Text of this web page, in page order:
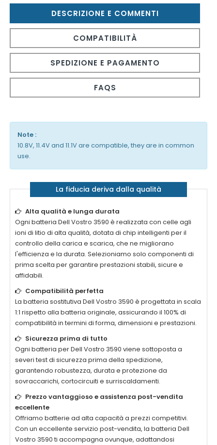
DESCRIZIONE E COMMENTI
COMPATIBILITÀ
SPEDIZIONE E PAGAMENTO
FAQS
Note :
10.8V, 11.4V and 11.1V are compatible, they are in common
use.
La fiducia deriva dalla qualità
Alta qualità e lunga durata
Ogni batteria Dell Vostro 3590 è realizzata con celle agli
ioni di litio di alta qualità, dotata di chip intelligenti per il
controllo della carica e scarica, che ne migliorano
l'efficienza e la durata. Selezioniamo solo componenti di
prima scelta per garantire prestazioni stabili, sicure e
affidabili.
Compatibilità perfetta
La batteria sostitutiva Dell Vostro 3590 è progettata in scala
1:1 rispetto alla batteria originale, assicurando il 100% di
compatibilità in termini di forma, dimensioni e prestazioni.
Sicurezza prima di tutto
Ogni batteria per Dell Vostro 3590 viene sottoposta a
severi test di sicurezza prima della spedizione,
garantendo robustezza, durata e protezione da
sovraccarichi, cortocircuiti e surriscaldamenti.
Prezzo vantaggioso e assistenza post-vendita
eccellente
Offriamo batterie ad alta capacità a prezzi competitivi.
Con un eccellente servizio post-vendita, la batteria Dell
Vostro 3590 ti accompagna ovunque, adattandosi